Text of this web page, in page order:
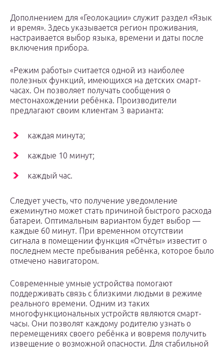
Дополнением для «Геолокации» служит раздел «Язык
и время». Здесь указывается регион проживания,
настраивается выбор языка, времени и даты после
включения прибора.
«Режим работы» считается одной из наиболее
полезных функций, имеющихся на детских смарт-
часах. Он позволяет получать сообщения о
местонахождении ребёнка. Производители
предлагают своим клиентам 3 варианта:
каждая минута;
каждые 10 минут;
каждый час.
Следует учесть, что получение уведомление
ежеминутно может стать причиной быстрого расхода
батареи. Оптимальным вариантом будет выбор —
каждые 60 минут. При временном отсутствии
сигнала в помещении функция «Отчёты» известит о
последнем месте пребывания ребёнка, которое было
отмечено навигатором.
Современные умные устройства помогают
поддерживать связь с близкими людьми в режиме
реального времени. Одним из таких
многофункциональных устройств являются смарт-
часы. Они позволят каждому родителю узнать о
перемещениях своего ребёнка и вовремя получить
извещение о возможной опасности. Для стабильной